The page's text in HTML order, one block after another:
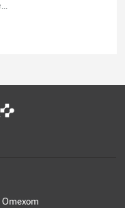
Omexom